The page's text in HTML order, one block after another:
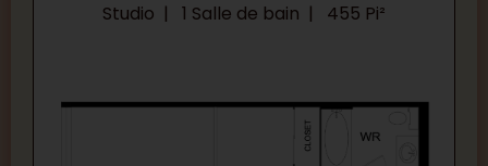
Studio 1 Salle de bain 455 Pi²